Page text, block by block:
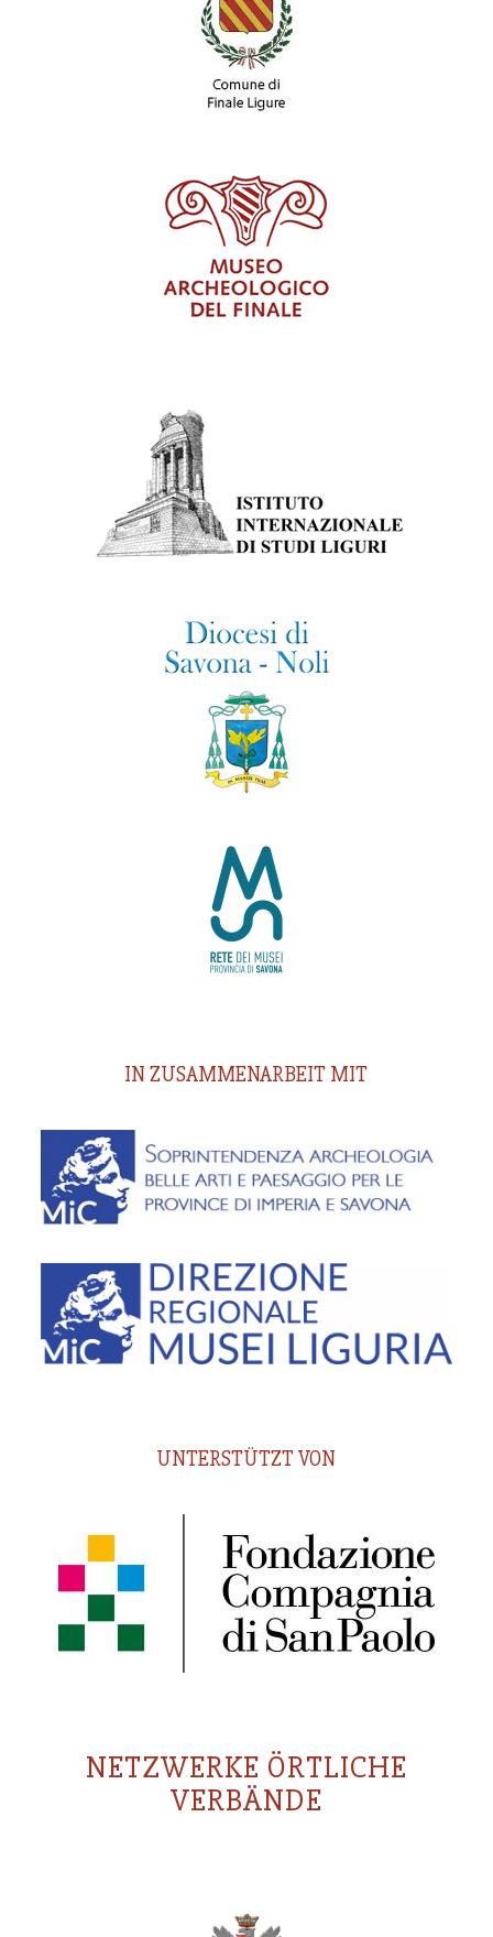
IN ZUSAMMENARBEIT MIT
UNTERSTÜTZT VON
NETZWERKE ÖRTLICHE
VERBÄNDE